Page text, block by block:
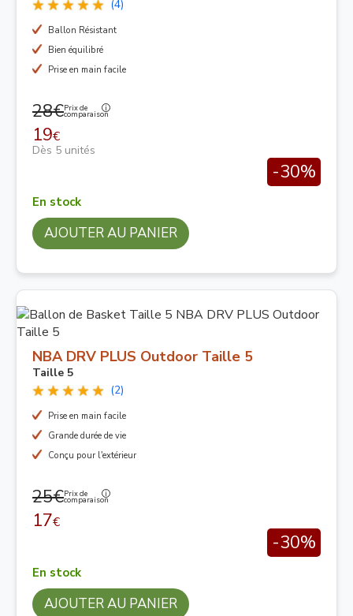
(4)
Ballon Résistant
Bien équilibré
Prise en main facile
28€Prix de
comparaison
19€
Dès 5 unités
-30%
En stock
AJOUTER AU PANIER
NBA DRV PLUS Outdoor Taille 5
Taille 5
(2)
Prise en main facile
Grande durée de vie
Conçu pour l'extérieur
25€Prix de
comparaison
17€
-30%
En stock
AJOUTER AU PANIER